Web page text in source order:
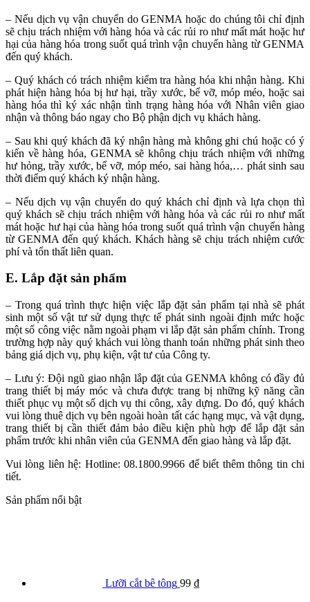
– Nếu dịch vụ vận chuyển do GENMA hoặc do chúng tôi chỉ định
sẽ chịu trách nhiệm với hàng hóa và các rủi ro như mất mát hoặc hư
hại của hàng hóa trong suốt quá trình vận chuyển hàng từ GENMA
đến quý khách.
– Quý khách có trách nhiệm kiểm tra hàng hóa khi nhận hàng. Khi
phát hiện hàng hóa bị hư hại, trầy xước, bể vỡ, móp méo, hoặc sai
hàng hóa thì ký xác nhận tình trạng hàng hóa với Nhân viên giao
nhận và thông báo ngay cho Bộ phận dịch vụ khách hàng.
– Sau khi quý khách đã ký nhận hàng mà không ghi chú hoặc có ý
kiến về hàng hóa, GENMA sẽ không chịu trách nhiệm với những
hư hỏng, trầy xước, bể vỡ, móp méo, sai hàng hóa,… phát sinh sau
thời điểm quý khách ký nhận hàng.
– Nếu dịch vụ vận chuyển do quý khách chỉ định và lựa chọn thì
quý khách sẽ chịu trách nhiệm với hàng hóa và các rủi ro như mất
mát hoặc hư hại của hàng hóa trong suốt quá trình vận chuyển hàng
từ GENMA đến quý khách. Khách hàng sẽ chịu trách nhiệm cước
phí và tổn thất liên quan.
E. Lắp đặt sản phẩm
– Trong quá trình thực hiện việc lắp đặt sản phẩm tại nhà sẽ phát
sinh một số vật tư sử dụng thực tế phát sinh ngoài định mức hoặc
một số công việc nằm ngoài phạm vi lắp đặt sản phẩm chính. Trong
trường hợp này quý khách vui lòng thanh toán những phát sinh theo
bảng giá dịch vụ, phụ kiện, vật tư của Công ty.
– Lưu ý: Đội ngũ giao nhận lắp đặt của GENMA không có đầy đủ
trang thiết bị máy móc và chưa được trang bị những kỹ năng cần
thiết phục vụ một số dịch vụ thi công, xây dựng. Do đó, quý khách
vui lòng thuê dịch vụ bên ngoài hoàn tất các hạng mục, và vật dụng,
trang thiết bị cần thiết đảm bảo điều kiện phù hợp để lắp đặt sản
phẩm trước khi nhân viên của GENMA đến giao hàng và lắp đặt.
Vui lòng liên hệ: Hotline: 08.1800.9966 để biết thêm thông tin chi
tiết.
Sản phẩm nổi bật
Lưỡi cắt bê tông 99 ₫